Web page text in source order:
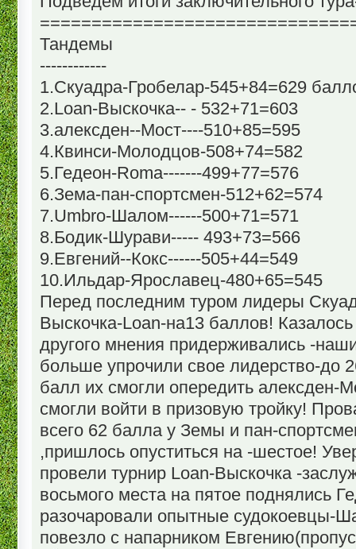
Тандемы
------------
1.Скуадра-Гробелар-545+84=629
2.Loan-Выскочка-- - 532+71=603
3.алексден--Мост----510+85=595
4.Квинси-Молодцов-508+74=582
5.Гедеон-Roma-------499+77=576
6.Зема-пан-спортсмен-512+62=574
7.Umbro-Шалом------500+71=571
8.Бодик-Шурави----- 493+73=566
9.Евгений--Кокс------505+44=549
10.Ильдар-Ярославец-480+65=545
Перед последним туром лидеры
Выскочка-Loan-на13 баллов!
другого мнения придерживались -
больше упрочили свое лидерство-до
балл их смогли опередить алексден-
смогли войти в призовую тройку!
всего 62 балла у Земы и пан-
,пришлось опуститься на -шестое!
провели турнир Loan-Выскочка -
восьмого места на пятое поднялись
разочаровали опытные судокоевцы-
повезло с напарником